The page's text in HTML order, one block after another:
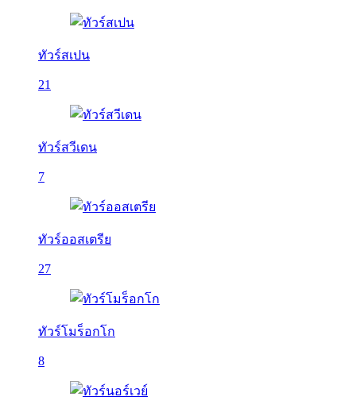
ทัวร์สเปน
21
ทัวร์สวีเดน
7
ทัวร์ออสเตรีย
27
ทัวร์โมร็อกโก
8